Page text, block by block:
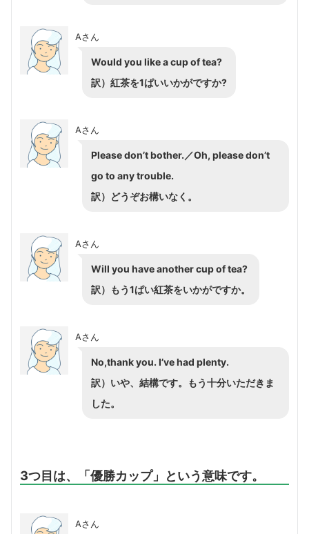
Aさん
Would you like a cup of tea?
訳）紅茶を1ぱいいかがですか?
Aさん
Please don’t bother.／Oh, please don’t
go to any trouble.
訳）どうぞお構いなく。
Aさん
Will you have another cup of tea?
訳）もう1ぱい紅茶をいかがですか。
Aさん
No,thank you. I’ve had plenty.
訳）いや、結構です。もう十分いただきま
した。
3つ目は、「優勝カップ」という意味です。
Aさん